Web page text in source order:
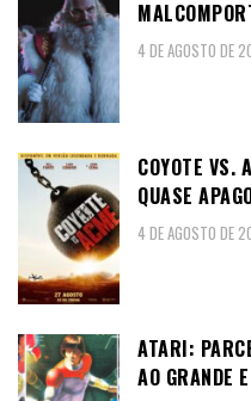
4 DE AGOSTO DE
COYOTE VS.
QUASE
4 DE AGOSTO DE
ATARI:
AO GRANDE